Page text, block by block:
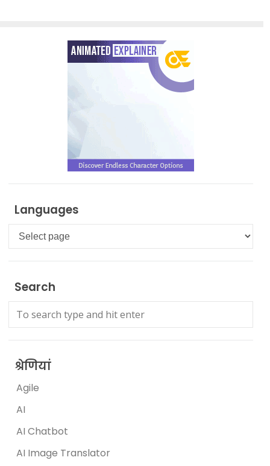
Languages
Languages
Search
श्रेणियां
Agile
AI
AI Chatbot
AI Image Translator